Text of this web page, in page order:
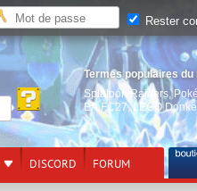
Termes populaires du
Splatoon Raiders,
EA FC27,LEGO
DISCORD FORUM
Rester